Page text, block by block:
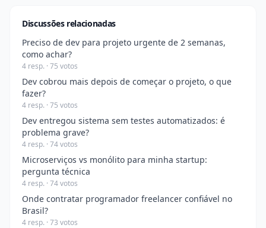
Discussões relacionadas
Preciso de dev para projeto urgente de 2 semanas,
como achar?
4 resp. · 75 votos
Dev cobrou mais depois de começar o projeto, o que
fazer?
4 resp. · 75 votos
Dev entregou sistema sem testes automatizados: é
problema grave?
4 resp. · 74 votos
Microserviços vs monólito para minha startup:
pergunta técnica
4 resp. · 74 votos
Onde contratar programador freelancer confiável no
Brasil?
4 resp. · 73 votos